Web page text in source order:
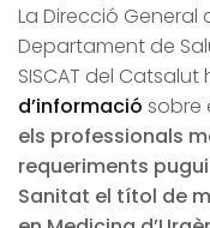
La Direcció General
Departament de
SISCAT del
d’informació sobre
els professionals
requeriments
Sanitat el títol de